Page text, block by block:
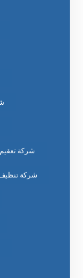
شركة
شركة تنظيف